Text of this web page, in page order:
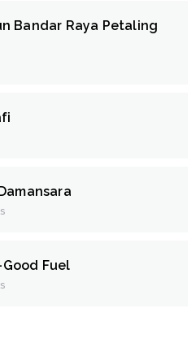
Bandar Raya Petaling
Good Fuel